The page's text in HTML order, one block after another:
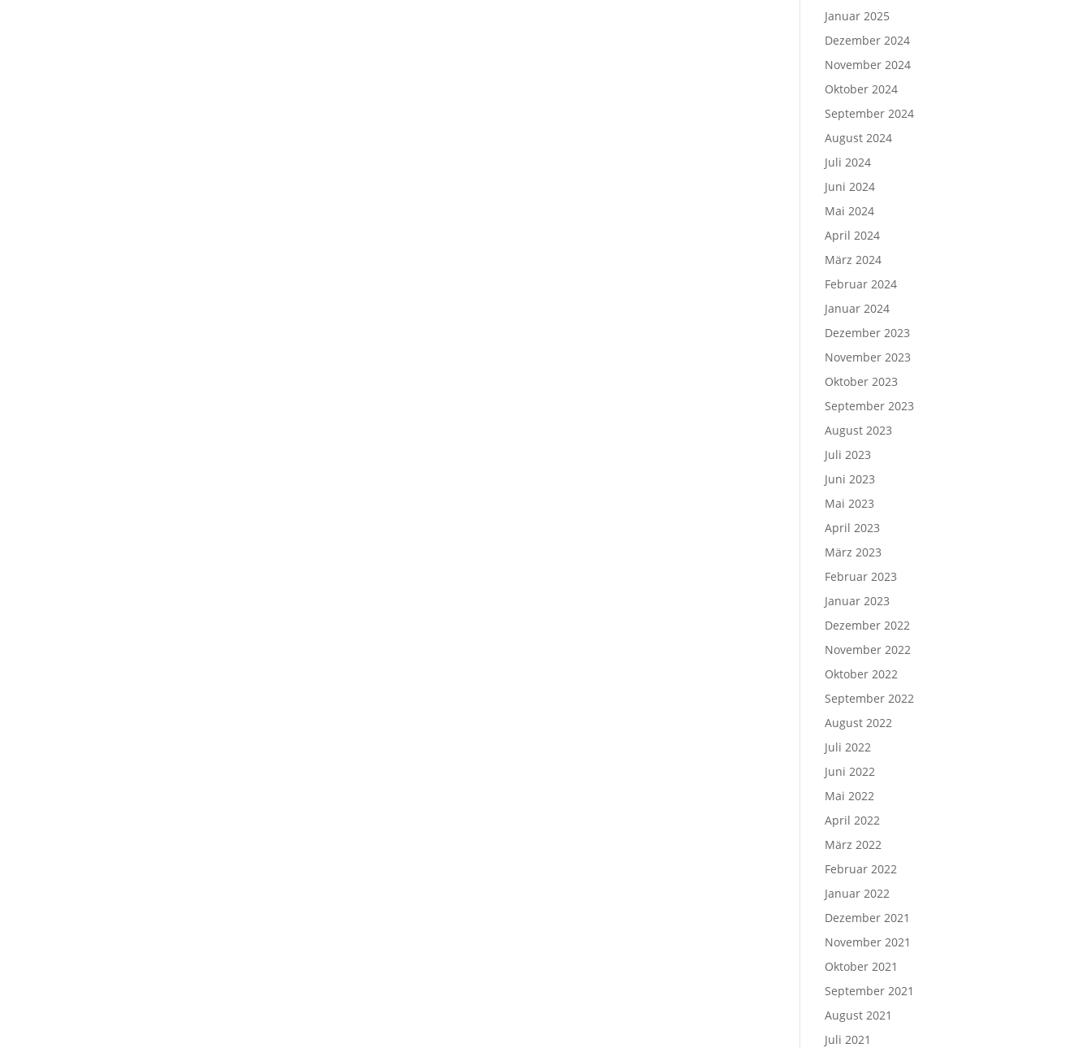
Januar 2025
Dezember 2024
November 2024
Oktober 2024
September 2024
August 2024
Juli 2024
Juni 2024
Mai 2024
April 2024
März 2024
Februar 2024
Januar 2024
Dezember 2023
November 2023
Oktober 2023
September 2023
August 2023
Juli 2023
Juni 2023
Mai 2023
April 2023
März 2023
Februar 2023
Januar 2023
Dezember 2022
November 2022
Oktober 2022
September 2022
August 2022
Juli 2022
Juni 2022
Mai 2022
April 2022
März 2022
Februar 2022
Januar 2022
Dezember 2021
November 2021
Oktober 2021
September 2021
August 2021
Juli 2021